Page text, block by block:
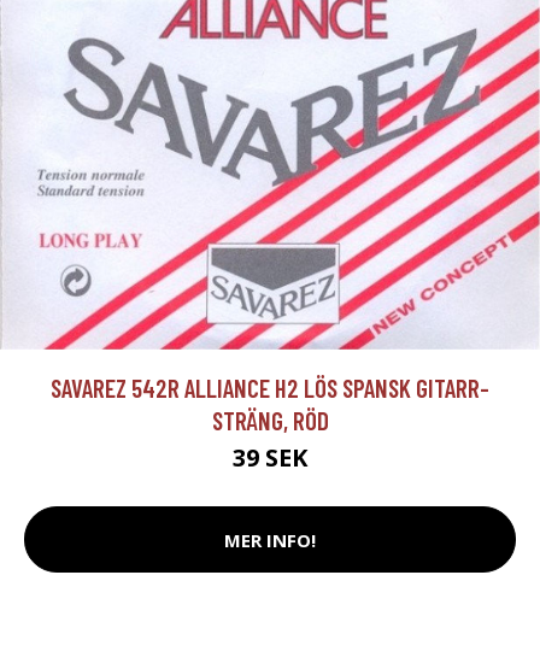
SAVAREZ 542R ALLIANCE H2 LÖS SPANSK GITARR-
STRÄNG, RÖD
39 SEK
MER INFO!